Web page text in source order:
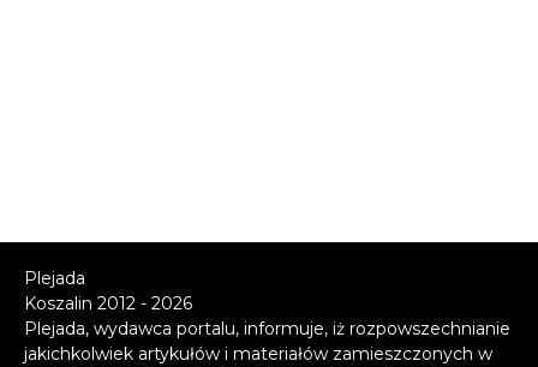
Plejada
Koszalin 2012 - 2026
Plejada, wydawca portalu, informuje, iż rozpowszechnianie
jakichkolwiek artykułów i materiałów zamieszczonych w